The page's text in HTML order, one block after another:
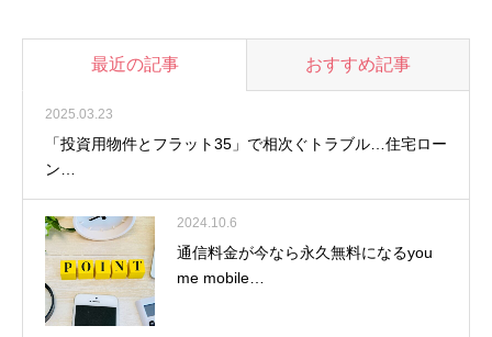
最近の記事 おすすめ記事
2025.03.23
「投資用物件とフラット35」で相次ぐトラブル…住宅ロー
ン…
2024.10.6
通信料金が今なら永久無料になるyou
me mobile…